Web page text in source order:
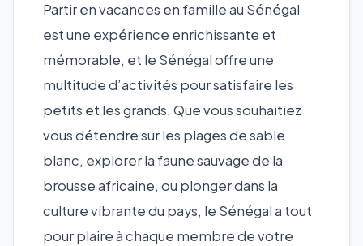
Partir en vacances en famille au Sénégal
est une expérience enrichissante et
mémorable, et le Sénégal offre une
multitude d’activités pour satisfaire les
petits et les grands. Que vous souhaitiez
vous détendre sur les plages de sable
blanc, explorer la faune sauvage de la
brousse africaine, ou plonger dans la
culture vibrante du pays, le Sénégal a tout
pour plaire à chaque membre de votre